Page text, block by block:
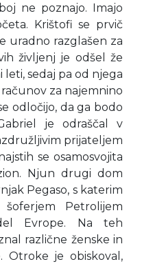
ne poznajo. Imajo
Krištofi se prvič
uradno razglašen za
življenj je odšel že
sedaj pa od njega
za najemnino
odločijo, da ga bodo
je odraščal v
prijateljem
se osamosvojita
Njun drugi dom
Pegaso, s katerim
Petrolijem
Evrope. Na teh
različne ženske in
Otroke je obiskoval,